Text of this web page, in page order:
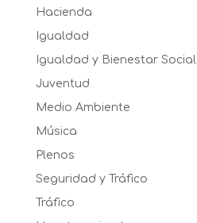
Hacienda
Igualdad
Igualdad y Bienestar Social
Juventud
Medio Ambiente
Música
Plenos
Seguridad y Tráfico
Tráfico